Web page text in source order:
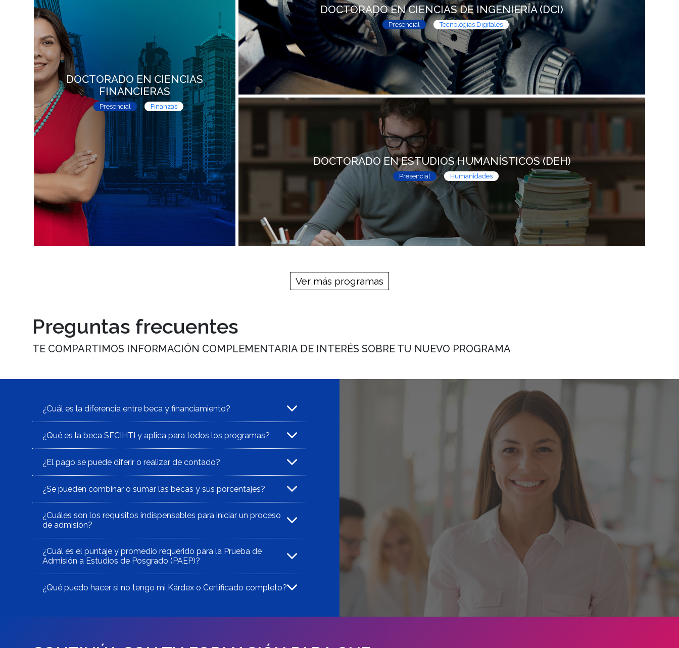
DOCTORADO EN CIENCIAS
FINANCIERAS
Presencial Finanzas
DOCTORADO EN CIENCIAS DE INGENIERÍA (DCI)
Presencial Tecnologías Digitales
DOCTORADO EN ESTUDIOS HUMANÍSTICOS (DEH)
Presencial Humanidades
Ver más programas
Preguntas frecuentes
TE COMPARTIMOS INFORMACIÓN COMPLEMENTARIA DE INTERÉS SOBRE TU NUEVO PROGRAMA
¿Cuál es la diferencia entre beca y financiamiento?
¿Qué es la beca SECIHTI y aplica para todos los programas?
¿El pago se puede diferir o realizar de contado?
¿Se pueden combinar o sumar las becas y sus porcentajes?
¿Cuáles son los requisitos indispensables para iniciar un proceso
de admisión?
¿Cuál es el puntaje y promedio requerido para la Prueba de
Admisión a Estudios de Posgrado (PAEP)?
¿Qué puedo hacer si no tengo mi Kárdex o Certificado completo?